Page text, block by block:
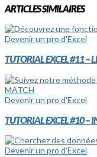
ARTICLES SIMILAIRES
Devenir un pro d'Excel
TUTORIAL EXCEL #11 –
Devenir un pro d'Excel
TUTORIAL EXCEL #10 –
Devenir un pro d'Excel